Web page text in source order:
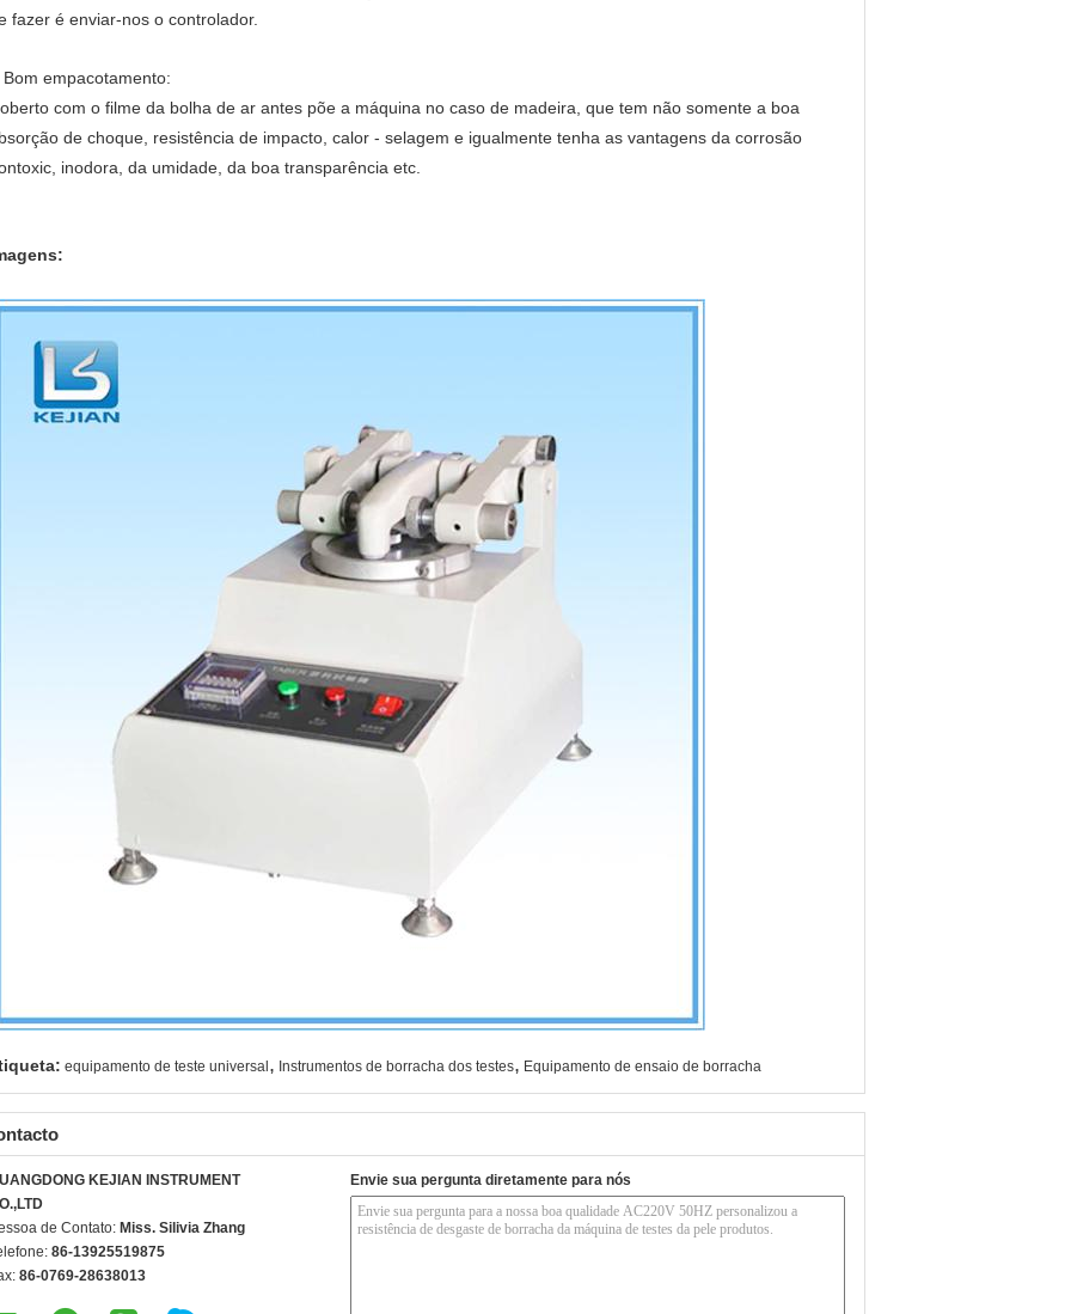
fazer é enviar-nos o controlador.
Bom empacotamento:
com o filme da bolha de ar antes põe a máquina no caso de madeira, que tem não somente a boa
de choque, resistência de impacto, calor - selagem e igualmente tenha as vantagens da corrosão
inodora, da umidade, da boa transparência etc.
equipamento de teste universal , Instrumentos de borracha dos testes, Equipamento de ensaio de borracha
KEJIAN INSTRUMENT
de Contato: Miss. Silivia Zhang
86-13925519875
86-0769-28638013
Envie sua pergunta diretamente para nós